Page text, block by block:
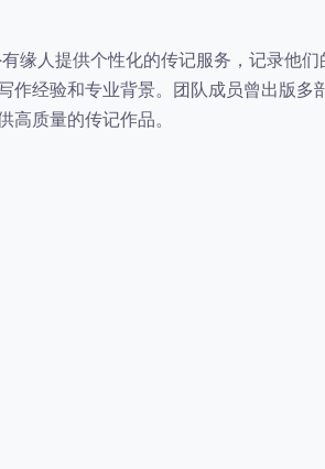
缘人提供个性化的传记服务，记录他
经验和专业背景。团队成员曾出版多
质量的传记作品。